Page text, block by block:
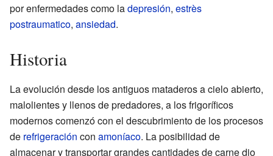
por enfermedades como ladepresión, estrès
postraumatico, ansiedad.
Historia
La evolución desde los antiguos mataderos a cielo abierto,
malolientes y llenos de predadores, a los frigoríficos
modernos comenzó con el descubrimiento de los procesos
de refrigeración con amoníaco. La posibilidad de
almacenar y transportar grandes cantidades de carne dio